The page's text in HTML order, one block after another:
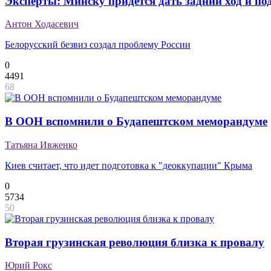
Антон Ходасевич
Белорусский безвиз создал проблему России
0
4491
68
В ООН вспомнили о Будапештском меморандуме
Татьяна Ивженко
Киев считает, что идет подготовка к "деоккупации" Крыма
0
5734
50
Вторая грузинская революция близка к провалу
Юрий Рокс